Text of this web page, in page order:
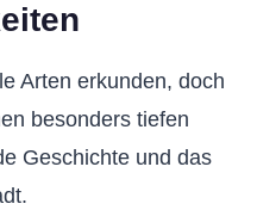
Arten erkunden, doch
besonders tiefen
Geschichte und das